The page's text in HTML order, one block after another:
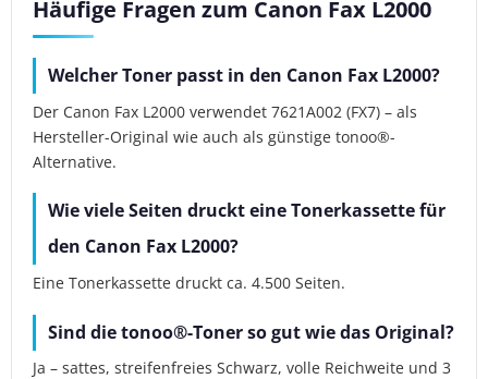
Häufige Fragen zum Canon Fax L2000
Welcher Toner passt in den Canon Fax L2000?
Der Canon Fax L2000 verwendet 7621A002 (FX7) – als
Hersteller-Original wie auch als günstige tonoo®-
Alternative.
Wie viele Seiten druckt eine Tonerkassette für
den Canon Fax L2000?
Eine Tonerkassette druckt ca. 4.500 Seiten.
Sind die tonoo®-Toner so gut wie das Original?
Ja – sattes, streifenfreies Schwarz, volle Reichweite und 3